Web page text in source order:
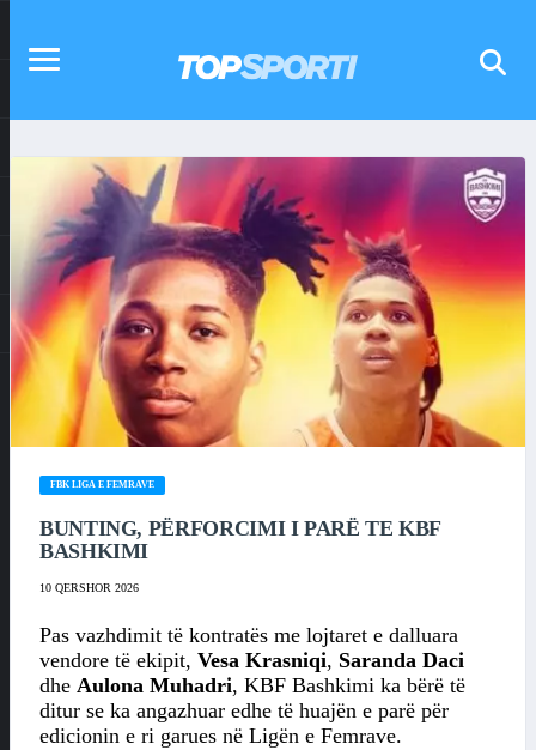
FBK LIGA E FEMRAVE
BUNTING, PËRFORCIMI I PARË TE KBF
BASHKIMI
10 QERSHOR 2026
Pas vazhdimit të kontratës me lojtaret e dalluara
vendore të ekipit, Vesa Krasniqi, Saranda Daci
dhe Aulona Muhadri, KBF Bashkimi ka bërë të
ditur se ka angazhuar edhe të huajën e parë për
edicionin e ri garues në Ligën e Femrave.